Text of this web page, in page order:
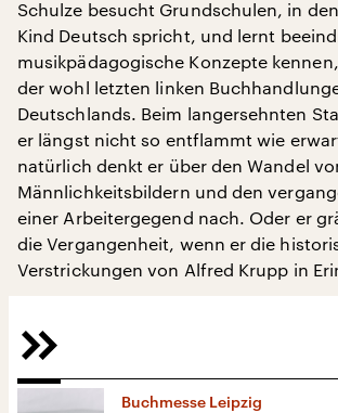
Schulze besucht Grundschulen, in
Kind Deutsch spricht, und lernt
musikpädagogische Konzepte
der wohl letzten linken
Deutschlands. Beim langersehnten
er längst nicht so entflammt wie
natürlich denkt er über den Wandel
Männlichkeitsbildern und den
einer Arbeitergegend nach. Oder er
die Vergangenheit, wenn er die
Verstrickungen von Alfred Krupp in
Buchmesse Leipzig